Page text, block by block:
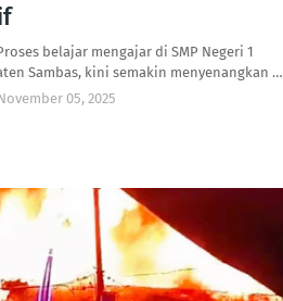
belajar mengajar di SMP Negeri 1
Sambas, kini semakin menyenangkan …
05, 2025